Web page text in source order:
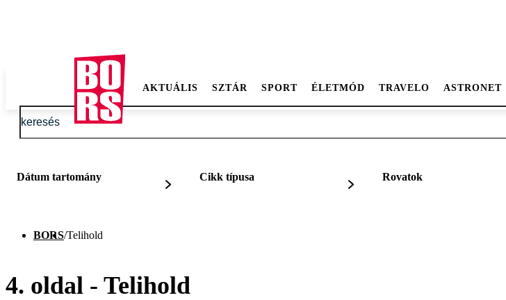
AKTUÁLIS SZTÁR SPORT ÉLETMÓD TRAVELO ASTRONET
Dátum tartomány Cikk típusa Rovatok
BORS/Telihold
4. oldal - Telihold